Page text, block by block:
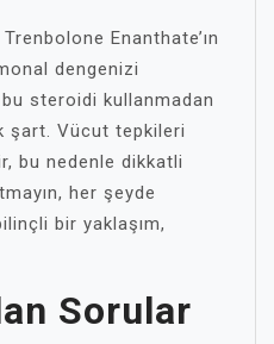
Enanthate’ın
dengenizi
steroidi kullanmadan
şart. Vücut tepkileri
bu nedenle dikkatli
her şeyde
bir yaklaşım,
Sorular